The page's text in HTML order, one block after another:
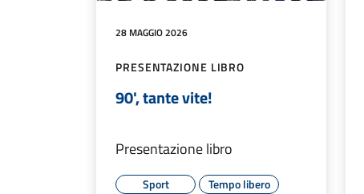
28 MAGGIO 2026
PRESENTAZIONE LIBRO
90', tante vite!
Presentazione libro
Sport Tempo libero